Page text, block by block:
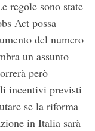
regole sono state
Act possa
del numero
un assunto
però
incentivi previsti
se la riforma
in Italia sarà